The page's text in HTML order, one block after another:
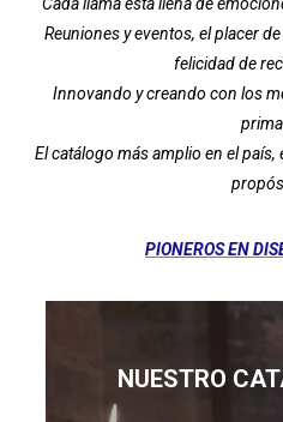
Reuniones y eventos, el placer
felicidad de
Innovando y creando con los
El catálogo más amplio en el
PIONEROS EN
NUESTRO